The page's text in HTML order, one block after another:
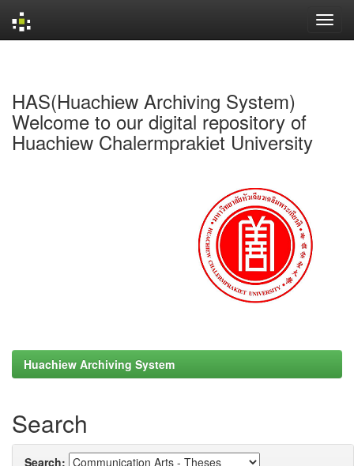
HAS(Huachiew Archiving System)
Welcome to our digital repository of
Huachiew Chalermprakiet University
Huachiew Archiving System
Search
Search: